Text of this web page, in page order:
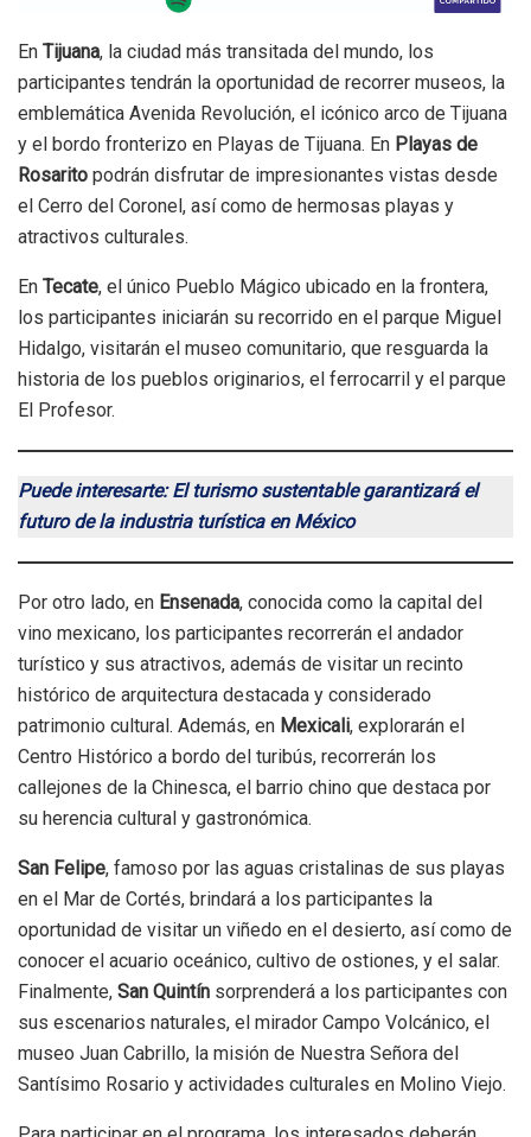
En Tijuana, la ciudad más transitada del mundo, los
participantes tendrán la oportunidad de recorrer museos, la
emblemática Avenida Revolución, el icónico arco de Tijuana
y el bordo fronterizo en Playas de Tijuana. En Playas de
Rosarito podrán disfrutar de impresionantes vistas desde
el Cerro del Coronel, así como de hermosas playas y
atractivos culturales.
En Tecate, el único Pueblo Mágico ubicado en la frontera,
los participantes iniciarán su recorrido en el parque Miguel
Hidalgo, visitarán el museo comunitario, que resguarda la
historia de los pueblos originarios, el ferrocarril y el parque
El Profesor.
Puede interesarte: El turismo sustentable garantizará el
futuro de la industria turística en México
Por otro lado, en Ensenada, conocida como la capital del
vino mexicano, los participantes recorrerán el andador
turístico y sus atractivos, además de visitar un recinto
histórico de arquitectura destacada y considerado
patrimonio cultural. Además, en Mexicali, explorarán el
Centro Histórico a bordo del turibús, recorrerán los
callejones de la Chinesca, el barrio chino que destaca por
su herencia cultural y gastronómica.
San Felipe, famoso por las aguas cristalinas de sus playas
en el Mar de Cortés, brindará a los participantes la
oportunidad de visitar un viñedo en el desierto, así como de
conocer el acuario oceánico, cultivo de ostiones, y el salar.
Finalmente, San Quintín sorprenderá a los participantes con
sus escenarios naturales, el mirador Campo Volcánico, el
museo Juan Cabrillo, la misión de Nuestra Señora del
Santísimo Rosario y actividades culturales en Molino Viejo.